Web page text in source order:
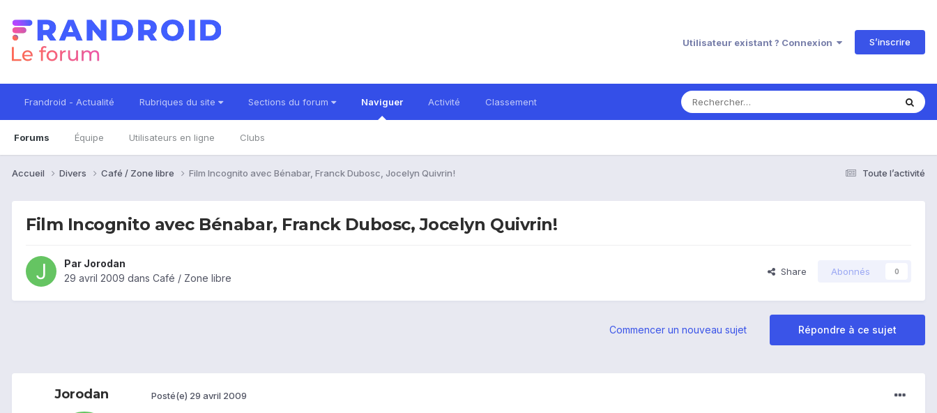
Utilisateur existant ? Connexion S’inscrire
Frandroid - Actualité Rubriques du site Sections du forum Naviguer
Forums Équipe Utilisateurs en ligne Clubs
Activité Classement
Toute l’activité
Accueil Divers Café / Zone libre Film Incognito avec Bénabar, Franck Dubosc, Jocelyn Quivrin!
Film Incognito avec Bénabar, Franck Dubosc, Jocelyn Quivrin!
Par Jorodan
29 avril 2009 dans Café / Zone libre
Share Abonnés 0
Répondre à ce sujet
Commencer un nouveau sujet
Jorodan Posté(e) 29 avril 2009